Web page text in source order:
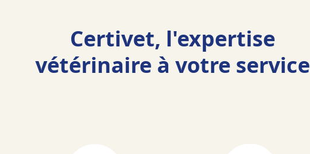
Certivet, l'expertise
vétérinaire à votre service